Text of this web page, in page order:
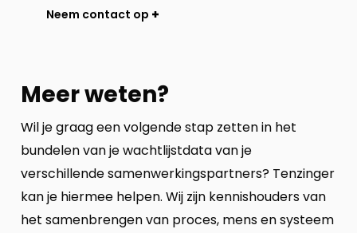
Neem contact op
Meer weten?
Wil je graag een volgende stap zetten in het
bundelen van je wachtlijstdata van je
verschillende samenwerkingspartners? Tenzinger
kan je hiermee helpen. Wij zijn kennishouders van
het samenbrengen van proces, mens en systeem